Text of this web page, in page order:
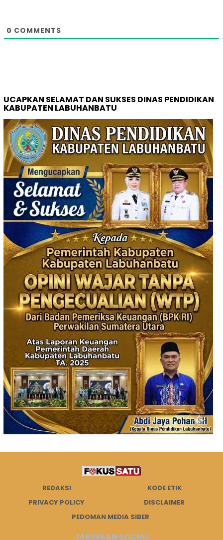
0 COMMENTS
UCAPKAN SELAMAT DAN SUKSES DINAS PENDIDIKAN
KABUPATEN LABUHANBATU
REDAKSI
KODE ETIK
PRIVACY POLICY
DISCLAIMER
PEDOMAN MEDIA SIBER
JARINGAN SOCIAL